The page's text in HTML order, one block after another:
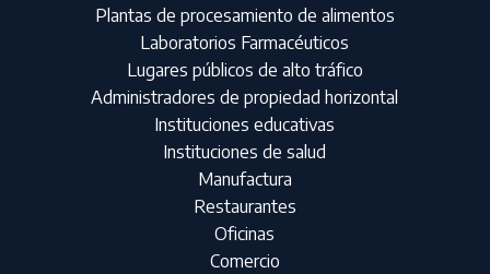
Plantas de procesamiento de alimentos
Laboratorios Farmacéuticos
Lugares públicos de alto tráfico
Administradores de propiedad horizontal
Instituciones educativas
Instituciones de salud
Manufactura
Restaurantes
Oficinas
Comercio